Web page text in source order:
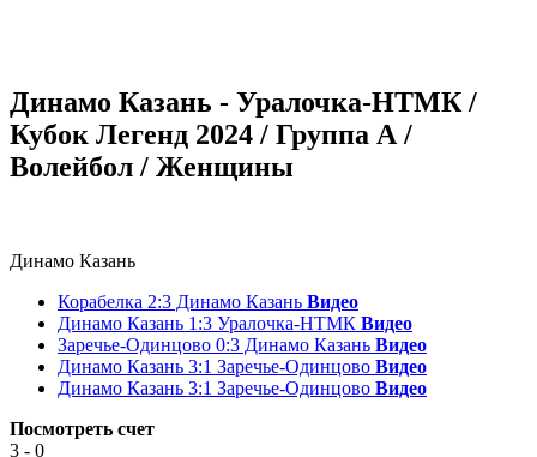
Динамо Казань - Уралочка-НТМК /
Кубок Легенд 2024 / Группа А /
Волейбол / Женщины
Динамо Казань
Корабелка 2:3 Динамо Казань Видео
Динамо Казань 1:3 Уралочка-НТМК Видео
Заречье-Одинцово 0:3 Динамо Казань Видео
Динамо Казань 3:1 Заречье-Одинцово Видео
Динамо Казань 3:1 Заречье-Одинцово Видео
Посмотреть счет
3 - 0